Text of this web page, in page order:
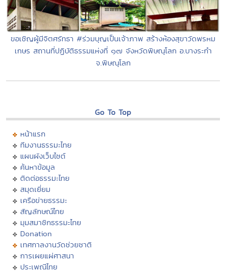
ขอเชิญผู้มีจิตศรัทธา #ร่วมบุญเป็นเจ้าภาพ สร้างห้องสุขาวัดพรหม
เกษร สถานที่ปฏิบัติธรรมแห่งที่ ๑๗ จังหวัดพิษณุโลก อ.บางระกำ
จ.พิษณุโลก
Go To Top
หน้าแรก
ทีมงานธรรมะไทย
แผนผังเว็บไซต์
ค้นหาข้อมูล
ติดต่อธรรมะไทย
สมุดเยี่ยม
เครือข่ายธรรมะ
สัญลักษณ์ไทย
มุมสมาชิกธรรมะไทย
Donation
เทศกาลงานวัดช่วยชาติ
การเผยแผ่ศาสนา
ประเพณีไทย